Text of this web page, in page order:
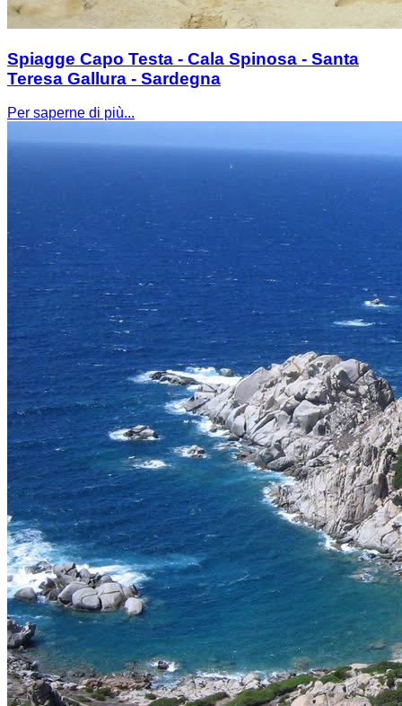
Spiagge Capo Testa - Cala Spinosa - Santa
Teresa Gallura - Sardegna
Per saperne di più...